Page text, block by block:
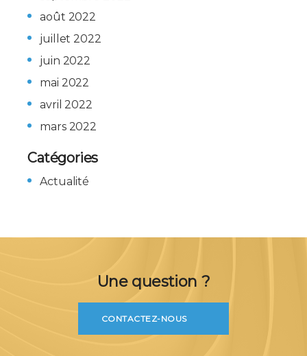
août 2022
juillet 2022
juin 2022
mai 2022
avril 2022
mars 2022
Catégories
Actualité
Une question ?
CONTACTEZ-NOUS